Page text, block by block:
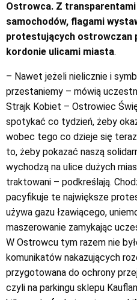
Ostrowca. Z
samochodów, flagami
protestujących ostrowczan
kordonie ulicami miasta.
– Nawet jeżeli nielicznie i
przestaniemy – mówią
Strajk Kobiet – Ostrowiec
spotykać co tydzień, żeby
wobec tego co dzieje się
to, żeby pokazać naszą
wychodzą na ulice dużych
traktowani – podkreślają.
pacyfikuje te największe
używa gazu łzawiącego,
maszerowanie zamykając
W Ostrowcu tym razem nie
komunikatów nakazujących
przygotowana do ochrony
czyli na parkingu sklepu